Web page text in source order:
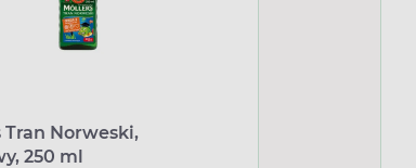
Tran Norweski,
250 ml